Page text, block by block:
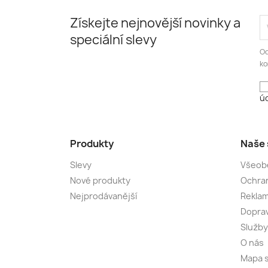
Získejte nejnovější novinky a
speciální slevy
Produkty
Slevy
Nové produkty
Nejprodávanější
Služby
O nás
Mapa